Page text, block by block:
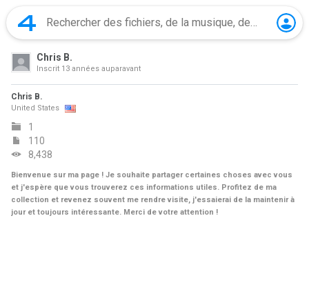
Chris B.
Inscrit 13 années auparavant
Chris B.
United States
1
110
8,438
Bienvenue sur ma page ! Je souhaite partager certaines choses avec vous
et j'espère que vous trouverez ces informations utiles. Profitez de ma
collection et revenez souvent me rendre visite, j'essaierai de la maintenir à
jour et toujours intéressante. Merci de votre attention !